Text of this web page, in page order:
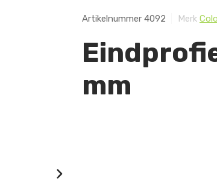
Artikelnummer 4092 Merk
mm